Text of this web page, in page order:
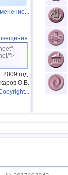
">
></a>
2009 год.
О.В.